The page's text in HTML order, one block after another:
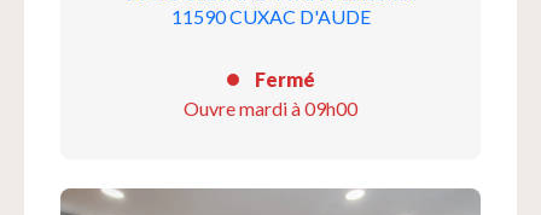
11590 CUXAC D'AUDE
Fermé
Ouvre mardi à 09h00